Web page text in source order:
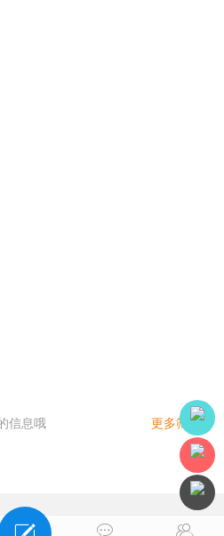
信息哦 更多筛选